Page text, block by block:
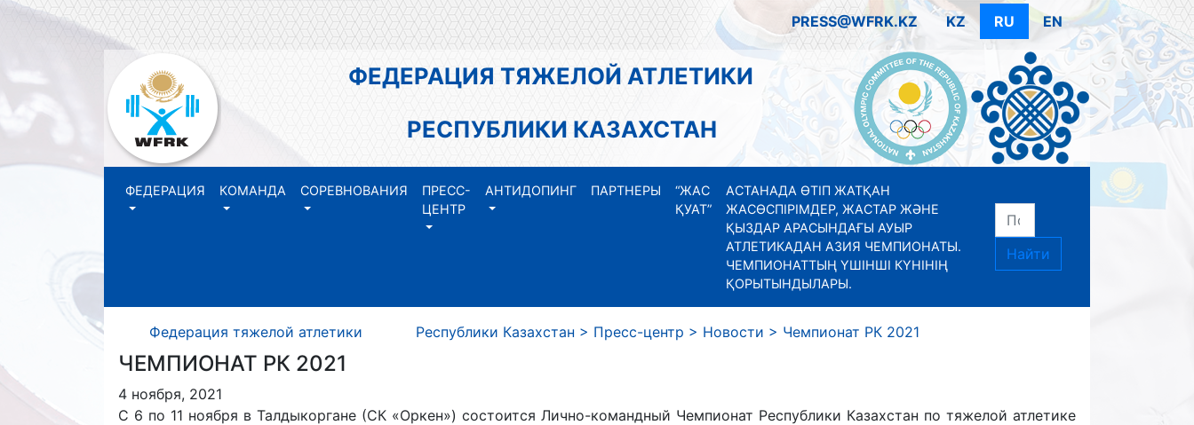
PRESS@WFRK.KZ KZ RU EN
ФЕДЕРАЦИЯ ТЯЖЕЛОЙ АТЛЕТИКИ
РЕСПУБЛИКИ КАЗАХСТАН
ФЕДЕРАЦИЯ КОМАНДА СОРЕВНОВАНИЯ
ПРЕСС-
ЦЕНТР
АНТИДОПИНГ ПАРТНЕРЫ
“ЖАС
ҚУАТ”
АСТАНАДА ӨТІП ЖАТҚАН
ЖАСӨСПІРІМДЕР, ЖАСТАР ЖӘНЕ
ҚЫЗДАР АРАСЫНДАҒЫ АУЫР
АТЛЕТИКАДАН АЗИЯ ЧЕМПИОНАТЫ.
ЧЕМПИОНАТТЫҢ ҮШІНШІ КҮНІНІҢ
ҚОРЫТЫНДЫЛАРЫ.
Найти
Федерация тяжелой атлетики Республики Казахстан > Пресс-центр > Новости > Чемпионат РК 2021
ЧЕМПИОНАТ РК 2021
4 ноября, 2021
С 6 по 11 ноября в Талдыкоргане (СК «Оркен») состоится Лично-командный Чемпионат Республики Казахстан по тяжелой атлетике